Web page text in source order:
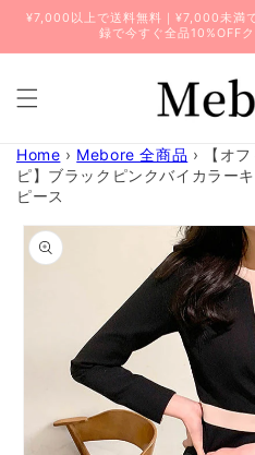
ンツに
¥7,000以上で送料無料｜¥7,000未満
録で今すぐ全品10%OFF
Home › Mebore 全商品 ›
【オ
ピ】ブラックピンクバイカラー
ピース
商品情
報にス
キップ